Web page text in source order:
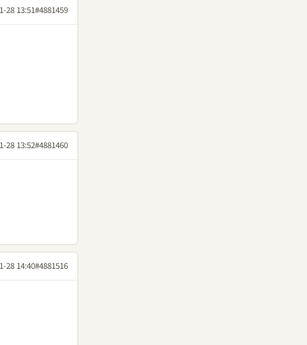
28 13:51#4881459
28 13:52#4881460
28 14:40#4881516